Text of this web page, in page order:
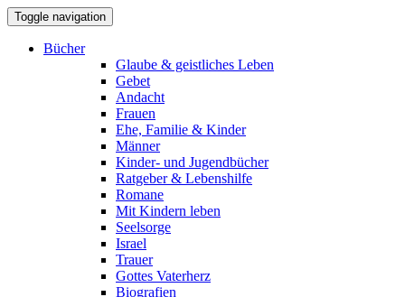
Toggle navigation
Bücher
Glaube & geistliches Leben
Gebet
Andacht
Frauen
Ehe, Familie & Kinder
Männer
Kinder- und Jugendbücher
Ratgeber & Lebenshilfe
Romane
Mit Kindern leben
Seelsorge
Israel
Trauer
Gottes Vaterherz
Biografien